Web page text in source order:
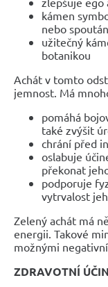
kámen
nebo
užitečný
botanikou
Achát v tomto
jemnost. Má
pomáhá
také zvýšit
chrání před
oslabuje
překonat
podporuje
vytrvalost
Zelený achát má
energii. Takové
možnými
ZDRAVOTNÍ